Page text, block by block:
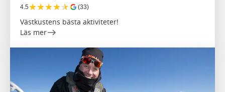
4.5★★★★★ (33)
Västkustens bästa aktiviteter!
Läs mer